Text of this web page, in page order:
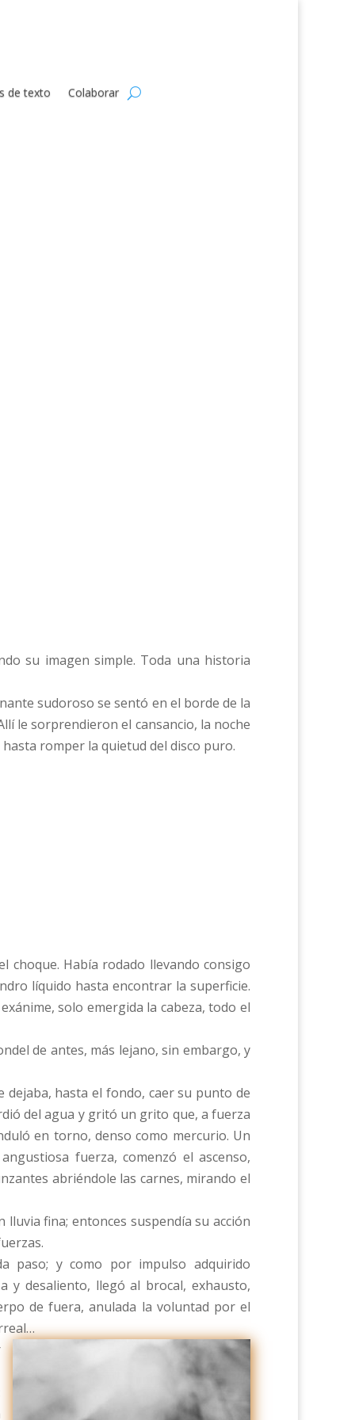
de texto Colaborar
su imagen simple. Toda una historia
sudoroso se sentó en el borde de la
le sorprendieron el cansancio, la noche
romper la quietud del disco puro.
Había rodado llevando consigo
líquido hasta encontrar la superficie.
solo emergida la cabeza, todo el
de antes, más lejano, sin embargo, y
hasta el fondo, caer su punto de
del agua y gritó un grito que, a fuerza
en torno, denso como mercurio. Un
fuerza, comenzó el ascenso,
abriéndole las carnes, mirando el
fina; entonces suspendía su acción
paso; y como por impulso adquirido
y desaliento, llegó al brocal, exhausto,
de fuera, anulada la voluntad por el